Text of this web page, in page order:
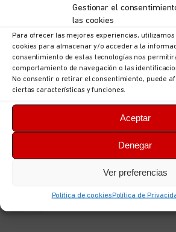
Gestionar el
las cookies
Para ofrecer las mejores experiencias,
cookies para almacenar y/o acceder a la
consentimiento de estas tecnologías nos
comportamiento de navegación o las
No consentir o retirar el consentimiento, puede
ciertas características y funciones.
Aceptar
Denegar
Ver preferencias
Política de cookiesPolítica de
UGT Autonómica informa:
Justicia y Asuntos Europeos
LEER MÁS